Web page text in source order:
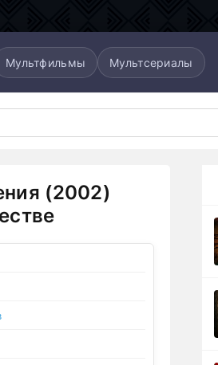
Мультфильмы Мультсериалы
(2002)